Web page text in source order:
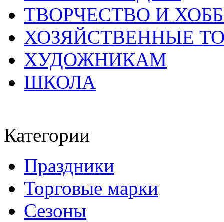
ТВОРЧЕСТВО И
ХОЗЯЙСТВЕННЫЕ
ХУДОЖНИКАМ
ШКОЛА
Категории
Праздники
Торговые марки
Сезоны